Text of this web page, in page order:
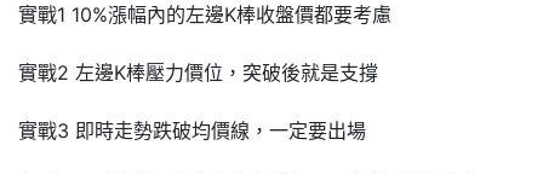
實戰1 10%漲幅內的左邊K棒收盤價都要考慮
實戰2 左邊K棒壓力價位，突破後就是支撐
實戰3 即時走勢跌破均價線，一定要出場